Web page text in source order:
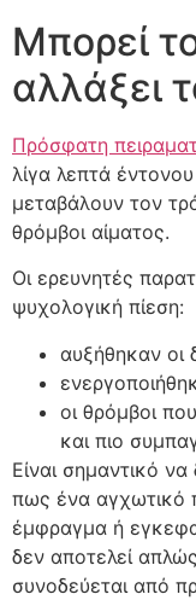
Μπορεί
αλλάξει
Πρόσφατη
λίγα λεπτά
μεταβάλουν τον
θρόμβοι αίματος.
Οι ερευνητές
ψυχολογική πίεση:
αυξήθηκαν οι
οι θρόμβοι
και πιο
Είναι σημαντικό να
πως ένα αγχωτικό
έμφραγμα ή
δεν αποτελεί
συνοδεύεται από